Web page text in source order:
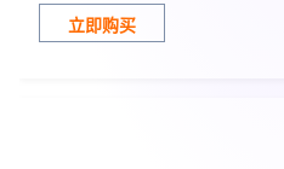
立即购买